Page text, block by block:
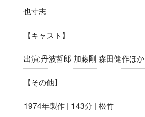
也寸志
【キャスト】
出演:丹波哲郎 加藤剛 森田健作ほか
【その他】
1974年製作 | 143分 | 松竹